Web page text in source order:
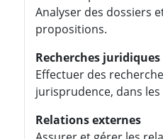
Analyser des dossiers
propositions.
Recherches juridiques
Effectuer des
jurisprudence, dans
Relations externes